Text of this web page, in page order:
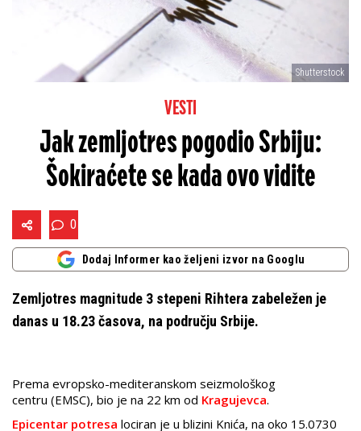
Shutterstock
VESTI
Jak zemljotres pogodio Srbiju:
Šokiraćete se kada ovo vidite
0
Dodaj Informer kao željeni izvor na Googlu
Zemljotres magnitude 3 stepeni Rihtera zabeležen je
danas u 18.23 časova, na području Srbije.
Prema evropsko-mediteranskom seizmološkog
centru (EMSC), bio je na 22 km od Kragujevca.
Epicentar potresa lociran je u blizini Knića, na oko 15.0730